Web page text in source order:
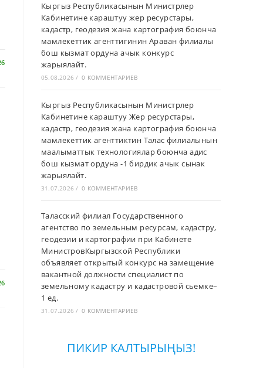
Кыргыз Республикасынын Министрлер
Кабинетине караштуу жер ресурстары,
кадастр, геодезия жана картография боюнча
мамлекеттик агенттигинин Араван филиалы
бош кызмат ордуна ачык конкурс
жарыялайт.
05.08.2026 / 0 КОММЕНТАРИЕВ
Кыргыз Республикасынын Министрлер
Кабинетине караштуу Жер ресурстары,
кадастр, геодезия жана картография боюнча
мамлекеттик агенттиктин Талас филиалынын
маалыматтык технологиялар боюнча адис
бош кызмат ордуна -1 бирдик ачык сынак
жарыялайт.
31.07.2026 / 0 КОММЕНТАРИЕВ
Таласский филиал Государственного
агентство по земельным ресурсам, кадастру,
геодезии и картографии при Кабинете
МинистровКыргызской Республики
объявляет открытый конкурс на замещение
вакантной должности специалист по
земельному кадастру и кадастровой сьемке–
1 ед.
31.07.2026 / 0 КОММЕНТАРИЕВ
ПИКИР КАЛТЫРЫҢЫЗ!